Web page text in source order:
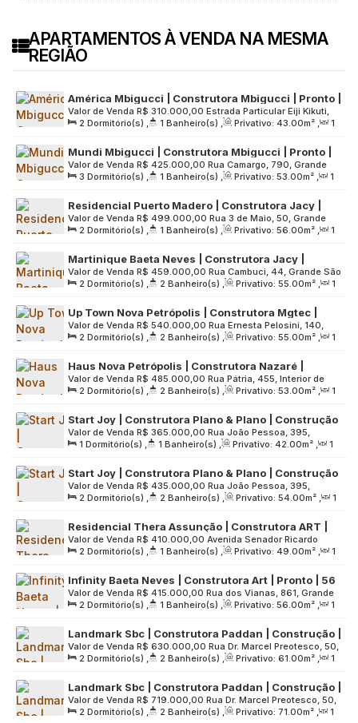
APARTAMENTOS À VENDA NA MESMA
REGIÃO
América Mbigucci | Construtora Mbigucci | Pronto |
43 metros | 02 dormitórios | sem varanda | sem
vaga
R$ 310.000,00
Valor de Venda
Estrada Particular Eiji Kikuti,
1315, Grande São Paulo, 09852-040, Cooperativa, São
Bernardo do Campo, São Paulo, Brasil
2 Dormitório(s) , 1 Banheiro(s) , Privativo: 43.00m² ,
1
Sala(s) , Útil: 43.00m² , Terreno: 5060.00m²
Mundi Mbigucci | Construtora Mbigucci | Pronto |
53 metros | 03 dormitórios | sem varanda | 01 vaga
R$ 425.000,00
Valor de Venda
Rua Camargo, 790, Grande
São Paulo, 09682-100, Paulicéia, São Bernardo do Campo,
São Paulo, Brasil
3 Dormitório(s) , 1 Banheiro(s) , Privativo: 53.00m² ,
1
Sala(s) , 1 Vaga(s) , Útil: 53.00m² , Terreno: 7600.00m²
Residencial Puerto Madero | Construtora Jacy |
Pronto | 56 metros | 02 dormitórios | 01 vaga
R$ 499.000,00
Valor de Venda
Rua 3 de Maio, 50, Grande
São Paulo, 09725-810, Jardim Olavo Bilac, São Bernardo do
Campo, São Paulo, Brasil
2 Dormitório(s) , 1 Banheiro(s) , Privativo: 56.00m² ,
1
Sala(s) , 1 Vaga(s) , Útil: 56.00m²
Martinique Baeta Neves | Construtora Jacy |
Pronto | 55 metros | 02 dormitórios | varanda grill |
01 vaga
R$ 459.000,00
Valor de Venda
Rua Cambuci, 44, Grande São
Paulo, 09760-220, Baeta Neves, São Bernardo do Campo,
São Paulo, Brasil
2 Dormitório(s) , 2 Banheiro(s) , Privativo: 55.00m² ,
1
Sala(s) , 1 Suíte(s) , 1 Vaga(s) , Útil: 55.00m² ,
Terreno:
817 .00m²
Up Town Nova Petrópolis | Construtora Mgtec |
Construção | 55 metros | 02 dormitórios | suíte |
varanda | 01 vaga
R$ 540.000,00
Valor de Venda
Rua Ernesta Pelosini, 140,
Grande São Paulo, 09771-220, Nova Petrópolis, São
Bernardo do Campo, São Paulo, Brasil
2 Dormitório(s) , 2 Banheiro(s) , Privativo: 55.00m² ,
1
Sala(s) , 1 Suíte(s) , 1 Vaga(s) , Útil: 55.00m² ,
Terreno:
3349.00m²
Haus Nova Petrópolis | Construtora Nazaré |
Construção | 53 metros | 02 dormitórios | suíte |
varanda gourmet | 01 vaga
R$ 485.000,00
Valor de Venda
Rua Pátria, 455, Interior de
São Paulo, 09780-190, Santa Terezinha, São Bernardo do
Campo, São Paulo, Brasil
2 Dormitório(s) , 2 Banheiro(s) , Privativo: 53.00m² ,
1
Sala(s) , 1 Suíte(s) , 1 Vaga(s) , Útil: 53.00m² ,
Terreno:
1878.00m²
Start Joy | Construtora Plano & Plano | Construção
| 42 metros | 01 dormitório | com varanda | 01 vaga
R$ 365.000,00
Valor de Venda
Rua João Pessoa, 395,
Grande São Paulo, 09715-000, Centro, São Bernardo do
Campo, São Paulo, Brasil
1 Dormitório(s) , 1 Banheiro(s) , Privativo: 42.00m² ,
1
Sala(s) , 1 Vaga(s) , Útil: 42.00m² , Terreno: 10303.00m²
Start Joy | Construtora Plano & Plano | Construção
| 54 metros | 02 dormitórios | suíte | varanda | 01
vaga
R$ 435.000,00
Valor de Venda
Rua João Pessoa, 395,
Grande São Paulo, 09715-000, Centro, São Bernardo do
Campo, São Paulo, Brasil
2 Dormitório(s) , 2 Banheiro(s) , Privativo: 54.00m² ,
1
Sala(s) , 1 Suíte(s) , 1 Vaga(s) , Útil: 54.00m² ,
Terreno:
10303.00m²
Residencial Thera Assunção | Construtora ART |
Pronto | 49 metros | 02 dormitórios | varanda | 01
vaga
R$ 410.000,00
Valor de Venda
Avenida Senador Ricardo
Batista, 526, Grande São paulo, 09812-510, Assunção, São
Bernardo do Campo, São Paulo, Brasil
2 Dormitório(s) , 1 Banheiro(s) , Privativo: 49.00m² ,
1
Sala(s) , 1 Vaga(s) , Útil: 49.00m² , Terreno: 4650.00m²
Infinity Baeta Neves | Construtora Art | Pronto | 56
metros | 02 dormitórios | varanda | 01 vaga
R$ 415.000,00
Valor de Venda
Rua dos Vianas, 861, Grande
São Paulo, 09760-001, Baeta Neves, São Bernardo do
Campo, São Paulo, Brasil
2 Dormitório(s) , 1 Banheiro(s) , Privativo: 56.00m² ,
1
Sala(s) , 1 Vaga(s) , Útil: 56.00m² , Terreno: 1016.00m²
Landmark Sbc | Construtora Paddan | Construção |
61 Metros | 02 Dormitórios | Suíte | Varanda
Gourmet | 01 Vaga
R$ 630.000,00
Valor de Venda
Rua Dr. Marcel Preotesco, 50,
Grande São Paulo, 09750-225, Centro, São Bernardo do
Campo, São Paulo, Brasil
2 Dormitório(s) , 2 Banheiro(s) , Privativo: 61.00m² ,
1
Sala(s) , 1 Suíte(s) , 1 Vaga(s) , Útil: 61.00m² ,
Terreno:
8712.00m²
Landmark Sbc | Construtora Paddan | Construção |
71 Metros | 02 Dormitórios | Suíte | Varanda
Gourmet | Office | 01 Vaga
R$ 719.000,00
Valor de Venda
Rua Dr. Marcel Preotesco, 50,
Grande São Paulo, 09750-225, Centro, São Bernardo do
2 Dormitório(s) , 2 Banheiro(s) , Privativo: 71.00m² ,
1